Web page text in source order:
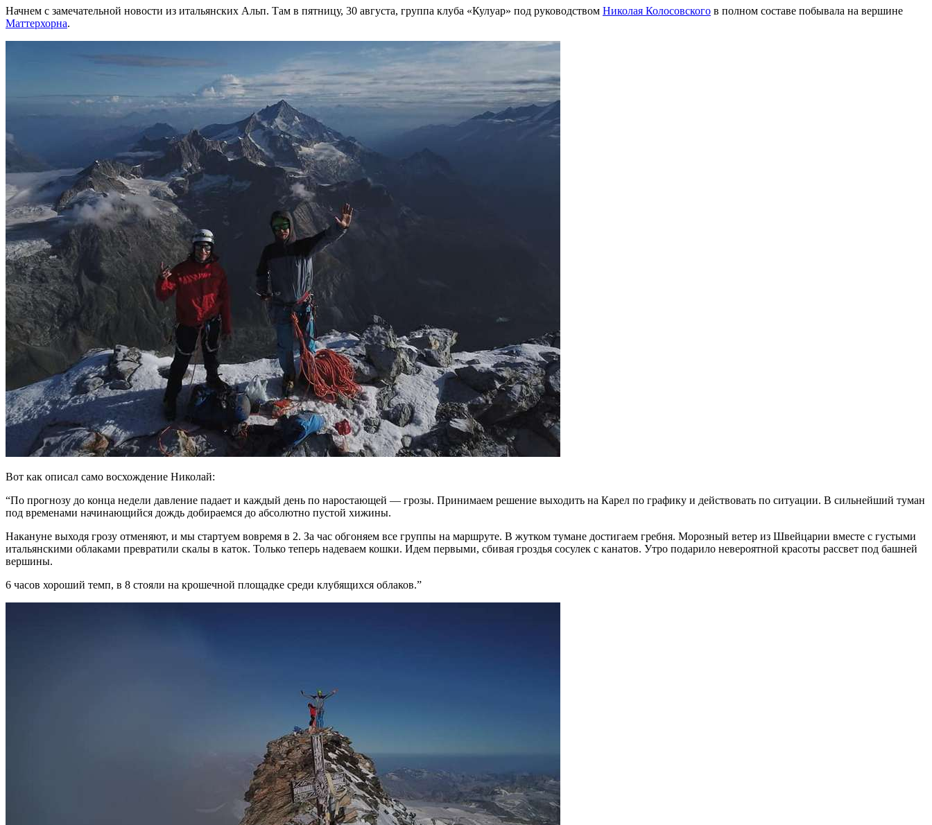
Начнем с замечательной новости из итальянских Альп. Там в пятницу, 30 августа, группа клуба «Кулуар» под руководством Николая Колосовского в полном составе побывала на вершине
Маттерхорна.
Вот как описал само восхождение Николай:
“По прогнозу до конца недели давление падает и каждый день по наростающей — грозы. Принимаем решение выходить на Карел по графику и действовать по ситуации. В сильнейший туман
под временами начинающийся дождь добираемся до абсолютно пустой хижины.
Накануне выходя грозу отменяют, и мы стартуем вовремя в 2. За час обгоняем все группы на маршруте. В жутком тумане достигаем гребня. Морозный ветер из Швейцарии вместе с густыми
итальянскими облаками превратили скалы в каток. Только теперь надеваем кошки. Идем первыми, сбивая гроздья сосулек с канатов. Утро подарило невероятной красоты рассвет под башней
вершины.
6 часов хороший темп, в 8 стояли на крошечной площадке среди клубящихся облаков.”